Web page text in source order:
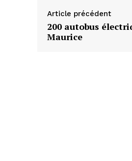
Article précédent
200 autobus
Maurice